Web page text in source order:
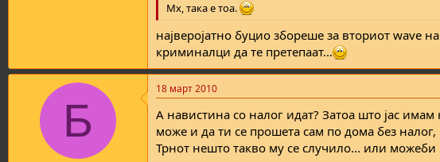
Мх, така е тоа.
најверојатно буцио збореше за вториот wave
криминалци да те претепаат...
Б
18 март 2010
A навистина со налог идат? Затоа што јас
може и да ти се прошета сам по дома без налог,
Трнот нешто такво му се случило... или